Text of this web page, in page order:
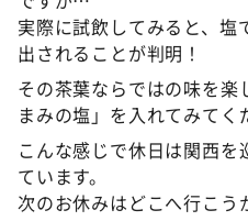
実際に試飲してみると、塩
出されることが判明！
その茶葉ならではの味を楽
まみの塩」を入れてみてく
こんな感じで休日は関西を
ています。
次のお休みはどこへ行こ